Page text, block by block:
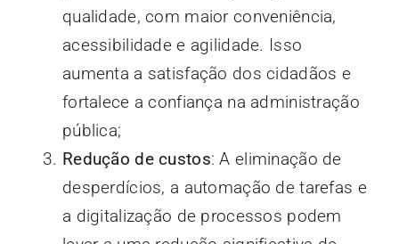
qualidade, com maior conveniência,
acessibilidade e agilidade. Isso
aumenta a satisfação dos cidadãos e
fortalece a confiança na administração
pública;
Redução de custos: A eliminação de
desperdícios, a automação de tarefas e
a digitalização de processos podem